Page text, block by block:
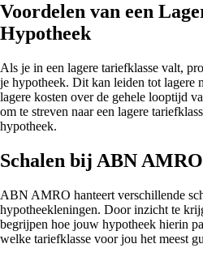
Voordelen van een
Hypotheek
Als je in een lagere tariefklasse valt,
je hypotheek. Dit kan leiden tot lagere
lagere kosten over de gehele looptijd
om te streven naar een lagere
hypotheek.
Schalen bij ABN AMRO
ABN AMRO hanteert verschillende
hypotheekleningen. Door inzicht te
begrijpen hoe jouw hypotheek hierin
welke tariefklasse voor jou het meest